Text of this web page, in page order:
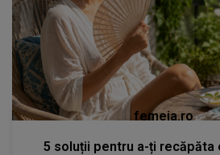
femeia.ro
5 soluții pentru a-ți recăpăta